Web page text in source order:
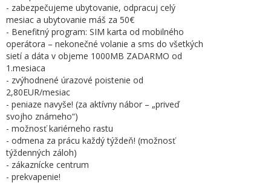
- zabezpečujeme ubytovanie, odpracuj celý
mesiac a ubytovanie máš za 50€
- Benefitný program: SIM karta od mobilného
operátora – nekonečné volanie a sms do všetkých
sietí a dáta v objeme 1000MB ZADARMO od
1.mesiaca
- zvýhodnené úrazové poistenie od
2,80EUR/mesiac
- peniaze navyše! (za aktívny nábor – „priveď
svojho známeho“)
- možnosť kariérneho rastu
- odmena za prácu každý týždeň! (možnosť
týždenných záloh)
- zákaznícke centrum
- prekvapenie!